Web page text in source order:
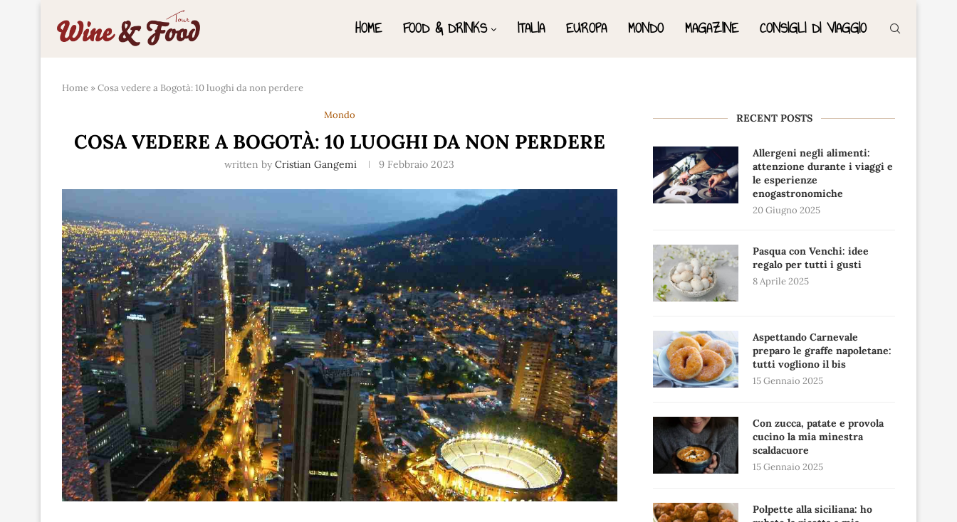
HOME FOOD & DRINKS ITALIA EUROPA MONDO MAGAZINE CONSIGLI DI VIAGGIO
Home »Cosa vedere a Bogotà: 10 luoghi da non perdere
Mondo
COSA VEDERE A BOGOTÀ: 10 LUOGHI DA NON PERDERE
written byCristian Gangemi 9 Febbraio 2023
RECENT POSTS
Allergeni negli alimenti:
attenzione durante i viaggi e
le esperienze
enogastronomiche
20 Giugno 2025
Pasqua con Venchi: idee
regalo per tutti i gusti
8 Aprile 2025
Aspettando Carnevale
preparo le graffe napoletane:
tutti vogliono il bis
15 Gennaio 2025
Con zucca, patate e provola
cucino la mia minestra
scaldacuore
15 Gennaio 2025
Polpette alla siciliana: ho